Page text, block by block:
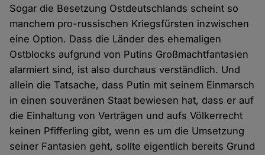
Sogar die Besetzung Ostdeutschlands scheint so
manchem pro-russischen Kriegsfürsten inzwischen
eine Option. Dass die Länder des ehemaligen
Ostblocks aufgrund von Putins Großmachtfantasien
alarmiert sind, ist also durchaus verständlich. Und
allein die Tatsache, dass Putin mit seinem Einmarsch
in einen souveränen Staat bewiesen hat, dass er auf
die Einhaltung von Verträgen und aufs Völkerrecht
keinen Pfifferling gibt, wenn es um die Umsetzung
seiner Fantasien geht, sollte eigentlich bereits Grund